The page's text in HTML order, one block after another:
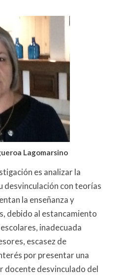
Lagomarsino
es analizar la
desvinculación con teorías
la enseñanza y
debido al estancamiento
inadecuada
escasez de
por presentar una
docente desvinculado del